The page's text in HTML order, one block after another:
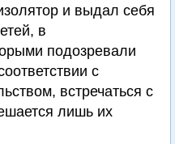
и выдал себя
в
подозревали
с
встречаться с
лишь их